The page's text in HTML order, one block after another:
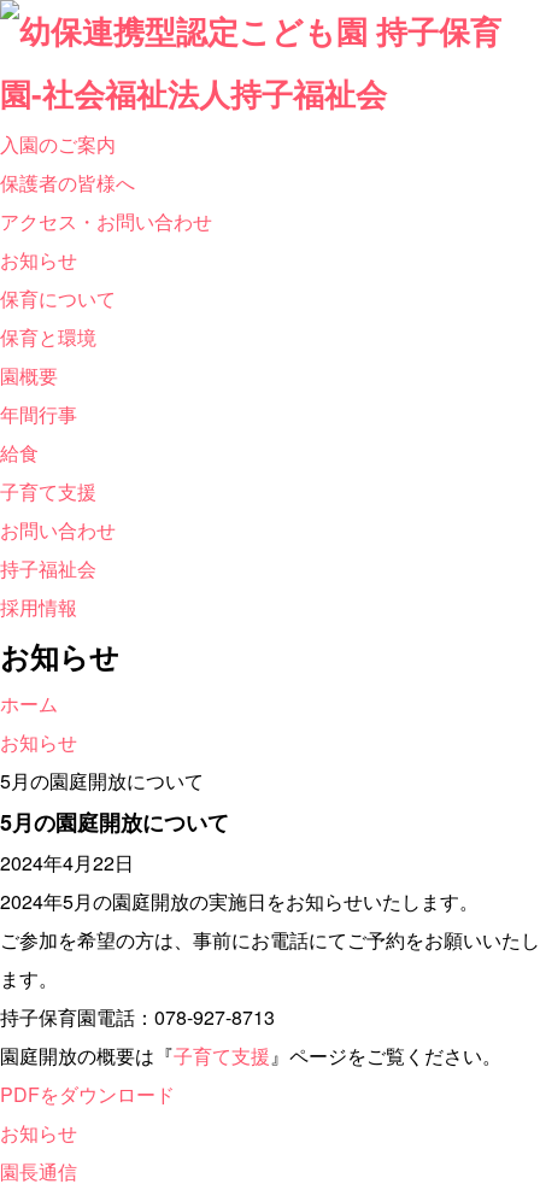
入園のご案内
保護者の皆様へ
アクセス・お問い合わせ
お知らせ
保育について
保育と環境
園概要
年間行事
給食
子育て支援
お問い合わせ
持子福祉会
採用情報
お知らせ
ホーム
お知らせ
5月の園庭開放について
5月の園庭開放について
2024年4月22日
2024年5月の園庭開放の実施日をお知らせいたします。
ご参加を希望の方は、事前にお電話にてご予約をお願いいたし
ます。
持子保育園電話：078-927-8713
園庭開放の概要は『子育て支援』ページをご覧ください。
PDFをダウンロード
お知らせ
園長通信